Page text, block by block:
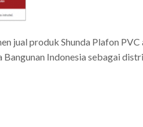
jual produk Shunda Plafon PVC
Indonesia sebagai